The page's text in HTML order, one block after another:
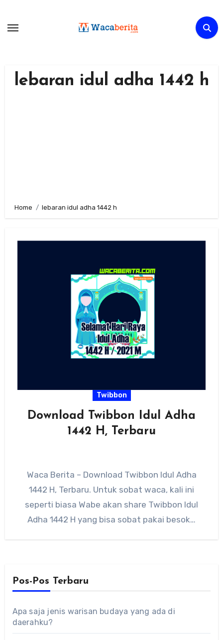
content
lebaran idul adha 1442 h
Home lebaran idul adha 1442 h
Twibbon
Download Twibbon Idul Adha
1442 H, Terbaru
Waca Berita – Download Twibbon Idul Adha
1442 H, Terbaru. Untuk sobat waca, kali ini
seperti biasa Wabe akan share Twibbon Idul
Adha 1442 H yang bisa sobat pakai besok…
Pos-Pos Terbaru
Apa saja jenis warisan budaya yang ada di
daerahku?